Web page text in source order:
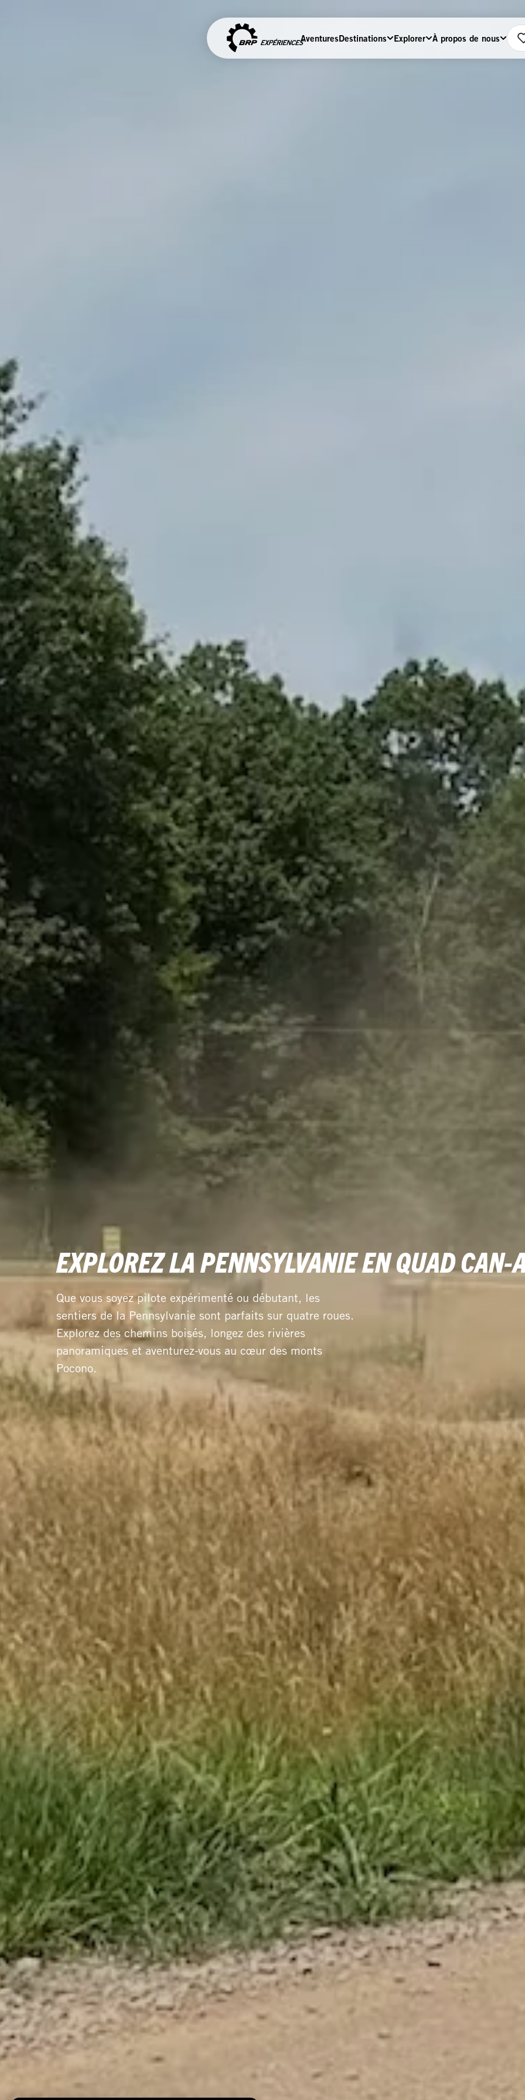
AventuresDestinations Explorer À propos de nous
EXPLOREZ LA PENNSYLVANIE EN QUAD
Que vous soyez pilote expérimenté ou débutant, les
sentiers de la Pennsylvanie sont parfaits sur quatre roues.
Explorez des chemins boisés, longez des rivières
panoramiques et aventurez‑vous au cœur des monts
Pocono.